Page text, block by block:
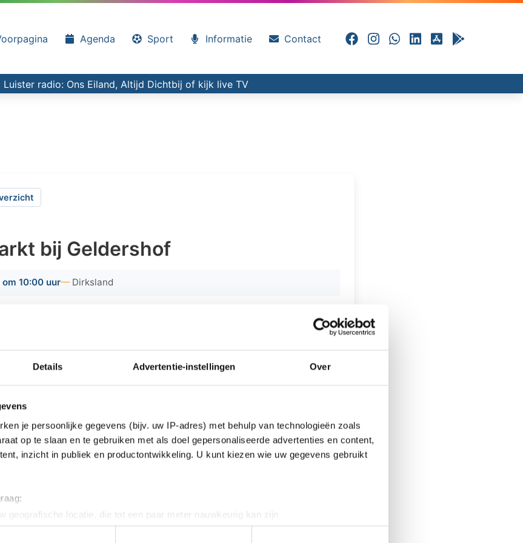
Details Advertentie-instellingen Over
je persoonlijke gegevens (bijv. uw IP-adres) met behulp van technologieën zoals
op te slaan en te gebruiken met als doel gepersonaliseerde advertenties en content,
inzicht in publiek en productontwikkeling. U kunt kiezen wie uw gegevens gebruikt
geografische locatie, die tot een paar meter nauwkeurig kan zijn
het actief te scannen op specifieke eigenschappen (fingerprinting)
Agenda Sport Informatie Contact
Luister radio: Ons Eiland, Altijd Dichtbij of kijk live TV
bij Geldershof
10:00 uur Dirksland
artikelen, huisgemaakte lekkernijen uit de keuken van
bloemstukken, tuindecoratie en diverse winkeliers van Goeree-
Goeree-Overflakkee:
voor buiten geplaatste AED's
kan beter op de werkvloer?